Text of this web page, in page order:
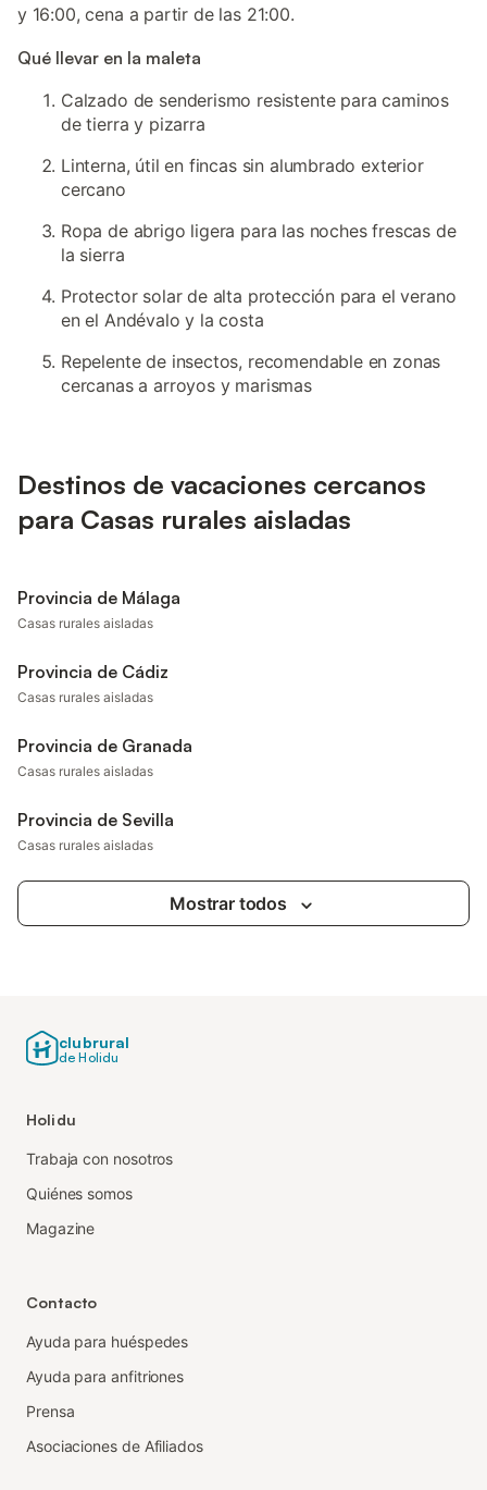
y 16:00, cena a partir de las 21:00.
Qué llevar en la maleta
Calzado de senderismo resistente para caminos
de tierra y pizarra
Linterna, útil en fincas sin alumbrado exterior
cercano
Ropa de abrigo ligera para las noches frescas de
la sierra
Protector solar de alta protección para el verano
en el Andévalo y la costa
Repelente de insectos, recomendable en zonas
cercanas a arroyos y marismas
Destinos de vacaciones cercanos
para Casas rurales aisladas
Provincia de Málaga
Casas rurales aisladas
Provincia de Cádiz
Casas rurales aisladas
Provincia de Granada
Casas rurales aisladas
Provincia de Sevilla
Casas rurales aisladas
Mostrar todos
clubrural
de Holidu
Holidu
Trabaja con nosotros
Quiénes somos
Magazine
Contacto
Ayuda para huéspedes
Ayuda para anfitriones
Prensa
Asociaciones de Afiliados